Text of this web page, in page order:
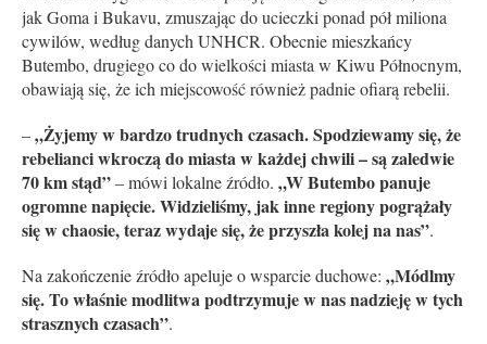
jak Goma i Bukavu, zmuszając do ucieczki ponad pół miliona
cywilów, według danych UNHCR. Obecnie mieszkańcy
Butembo, drugiego co do wielkości miasta w Kiwu Północnym,
obawiają się, że ich miejscowość również padnie ofiarą rebelii.
–„Żyjemy w bardzo trudnych czasach. Spodziewamy się, że
rebelianci wkroczą do miasta w każdej chwili – są zaledwie
70 km stąd”– mówi lokalne źródło. „W Butembo panuje
ogromne napięcie. Widzieliśmy, jak inne regiony pogrążały
się w chaosie, teraz wydaje się, że przyszła kolej na nas”.
Na zakończenie źródło apeluje o wsparcie duchowe: „Módlmy
się. To właśnie modlitwa podtrzymuje w nas nadzieję w tych
strasznych czasach”.